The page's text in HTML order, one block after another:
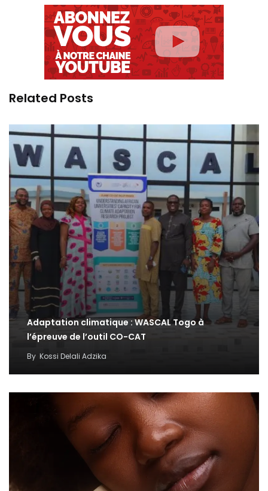
Related Posts
Adaptation climatique : WASCAL Togo à
l’épreuve de l’outil CO-CAT
By Kossi Delali Adzika